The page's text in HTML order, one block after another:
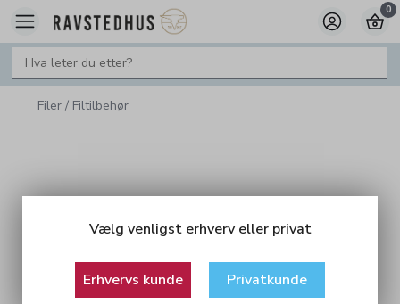
Vælg venligst erhverv eller privat
Erhvervs kunde Privatkunde
0
Filer / Filtilbehør